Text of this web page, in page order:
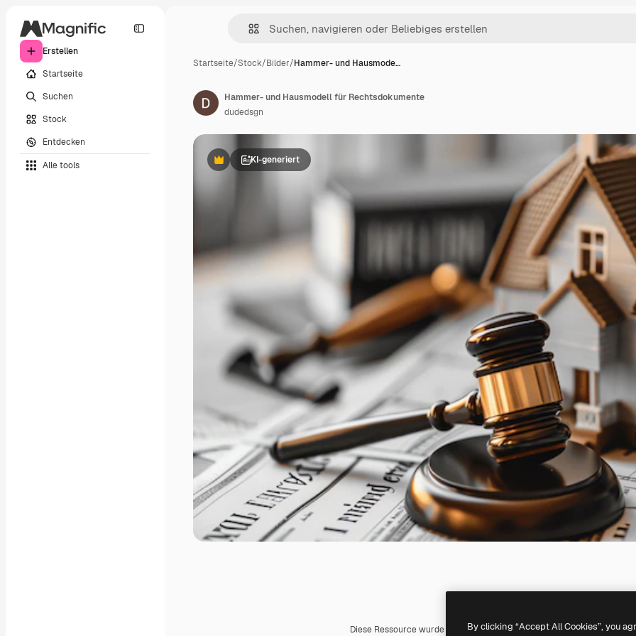
Erstellen
Startseite
Suchen
Stock
Entdecken
Alle tools
Startseite/Stock/Bilder/Hammer- und Hausmode…
PremiumKI-generiert
Diese Ressource wurde mit KIerstellt. Du kannst deine eigene mit
Hammer- und Hausmodell für Rechtsdokumente
dudedsgn
By clicking “Accept All Cookies”, you